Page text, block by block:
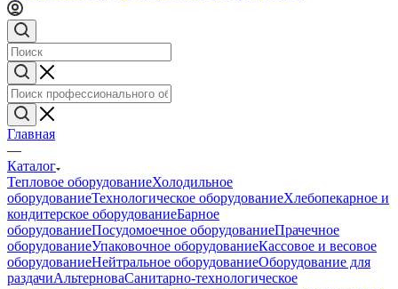
Главная
—
Каталог
Тепловое оборудованиеХолодильное
оборудованиеТехнологическое оборудованиеХлебопекарное и
кондитерское оборудованиеБарное
оборудованиеПосудомоечное оборудованиеПрачечное
оборудованиеУпаковочное оборудованиеКассовое и весовое
оборудованиеНейтральное оборудованиеОборудование для
раздачиАльтерноваСанитарно-технологическое